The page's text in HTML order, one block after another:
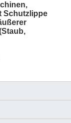
Schutzlippe